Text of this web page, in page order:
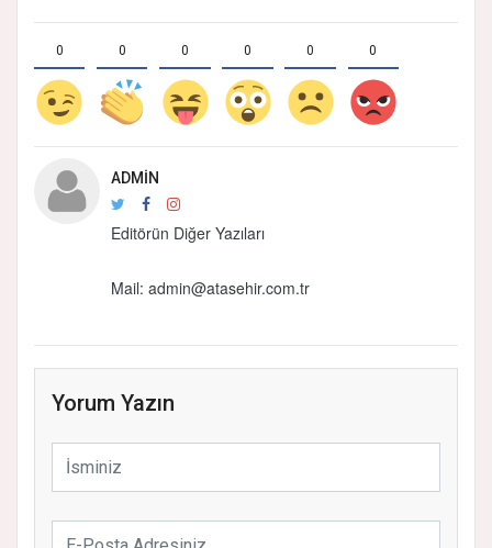
0 0 0 0 0 0
ADMIN
Editörün Diğer Yazıları
Mail: admin@atasehir.com.tr
Yorum Yazın